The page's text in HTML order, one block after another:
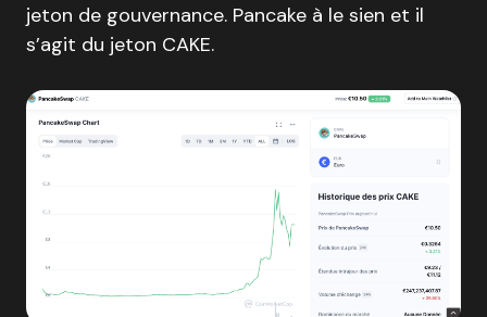
jeton de gouvernance. Pancake à le sien et il
s’agit du jeton CAKE.